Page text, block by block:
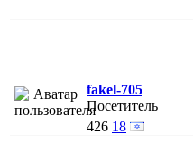
fakel-705
Посетитель
426 18